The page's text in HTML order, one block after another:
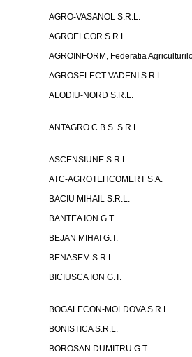
AGRO-VASANOL S.R.L.
AGROELCOR S.R.L.
AGROINFORM, Federatia
AGROSELECT VADENI S.R.L.
ALODIU-NORD S.R.L.
ANTAGRO C.B.S. S.R.L.
ASCENSIUNE S.R.L.
ATC-AGROTEHCOMERT S.A.
BACIU MIHAIL S.R.L.
BANTEA ION G.T.
BEJAN MIHAI G.T.
BENASEM S.R.L.
BICIUSCA ION G.T.
BOGALECON-MOLDOVA S.R.L.
BONISTICA S.R.L.
BOROSAN DUMITRU G.T.